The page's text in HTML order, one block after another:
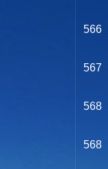
566
567
568
568